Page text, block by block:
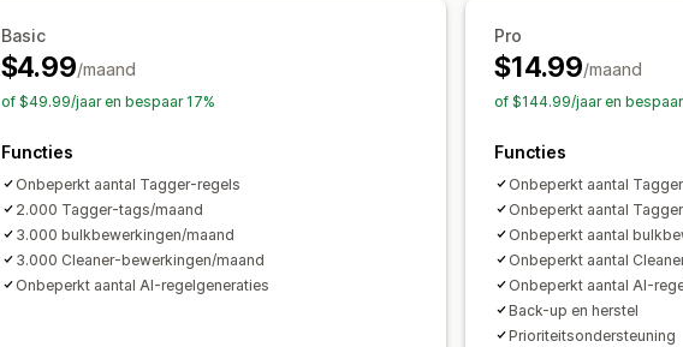
Basic
$4.99/maand
of $49.99/jaar en bespaar 17%
Functies
Onbeperkt aantal Tagger-regels
2.000 Tagger-tags/maand
3.000 bulkbewerkingen/maand
3.000 Cleaner-bewerkingen/maand
Onbeperkt aantal AI-regelgeneraties
Pro
$14.99/maand
of $144.99/jaar en bespaar
Functies
Onbeperkt aantal
Onbeperkt aantal
Onbeperkt aantal
Onbeperkt aantal
Onbeperkt aantal AI-
Back-up en herstel
Prioriteitsondersteuning